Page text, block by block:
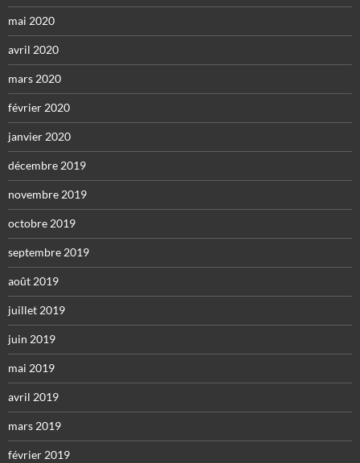
mai 2020
avril 2020
mars 2020
février 2020
janvier 2020
décembre 2019
novembre 2019
octobre 2019
septembre 2019
août 2019
juillet 2019
juin 2019
mai 2019
avril 2019
mars 2019
février 2019